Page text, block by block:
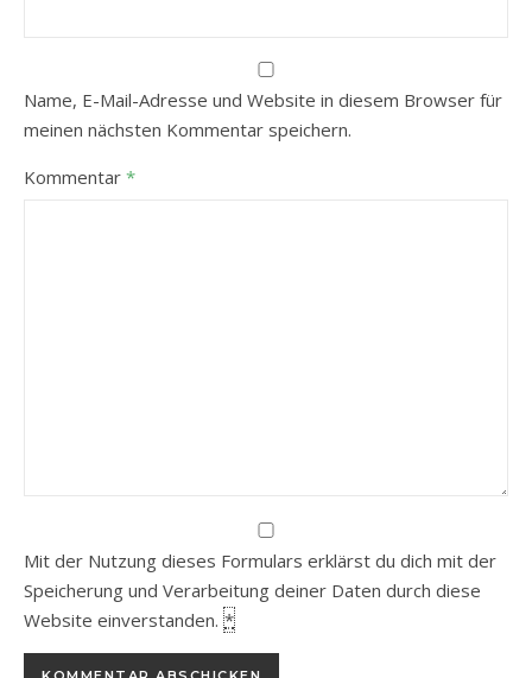
Name, E-Mail-Adresse und Website in diesem Browser für
meinen nächsten Kommentar speichern.
Kommentar *
Mit der Nutzung dieses Formulars erklärst du dich mit der
Speicherung und Verarbeitung deiner Daten durch diese
Website einverstanden. *